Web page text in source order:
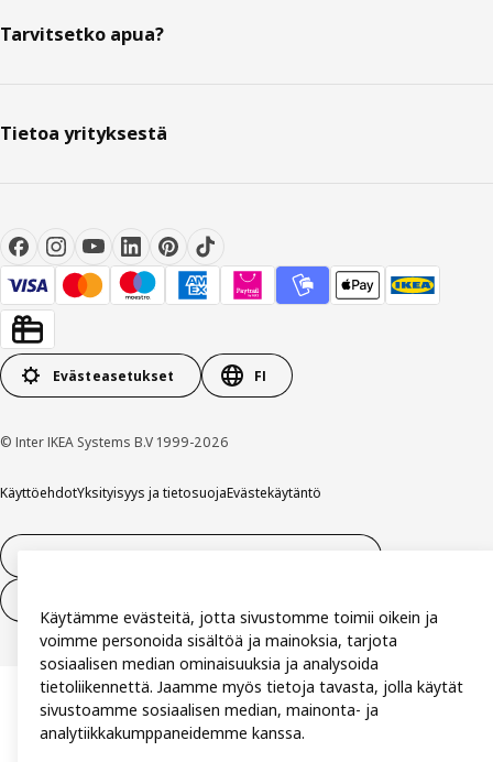
Tarvitsetko apua?
Tietoa yrityksestä
Evästeasetukset FI
© Inter IKEA Systems B.V 1999-2026
KäyttöehdotYksityisyys ja tietosuojaEvästekäytäntö
Käytämme evästeitä, jotta sivustomme toimii oikein ja
voimme personoida sisältöä ja mainoksia, tarjota
sosiaalisen median ominaisuuksia ja analysoida
tietoliikennettä. Jaamme myös tietoja tavasta, jolla käytät
sivustoamme sosiaalisen median, mainonta- ja
analytiikkakumppaneidemme kanssa.